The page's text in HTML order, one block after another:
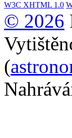
W3C XHTML 1.0
© 2026
(